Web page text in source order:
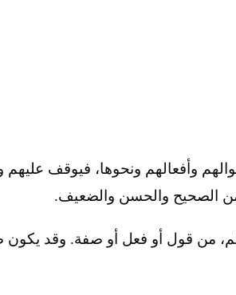
وأفعالهم ونحوها، فيوقف عليهم
من الصحيح والحسن والضعيف.
من قول أو فعل أو صفة. وقد يكون